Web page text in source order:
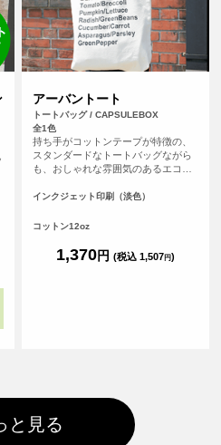
アーバントート
トートバッグ / CAPSULEBOX
全1色
持ち手がコットンテープが特徴の、
スタンダードなトートバッグながら
も、おしゃれな雰囲気のあるエコバ
余裕をもってかけることが可能で
で、普段のメインバッグとしても使
インクジェット印刷（淡色）
コットン12oz
1,370円 (税込 1,507円)
と見る